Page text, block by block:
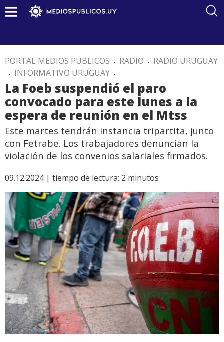
PORTAL MEDIOS PÚBLICOS . RADIO . RADIO URUGUAY
. INFORMATIVO URUGUAY .
La Foeb suspendió el paro
convocado para este lunes a la
espera de reunión en el Mtss
Este martes tendrán instancia tripartita, junto
con Fetrabe. Los trabajadores denuncian la
violación de los convenios salariales firmados.
09.12.2024 | tiempo de lectura: 2 minutos